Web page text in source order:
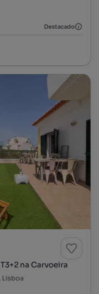
Destacado
na Carvoeira
Lisboa